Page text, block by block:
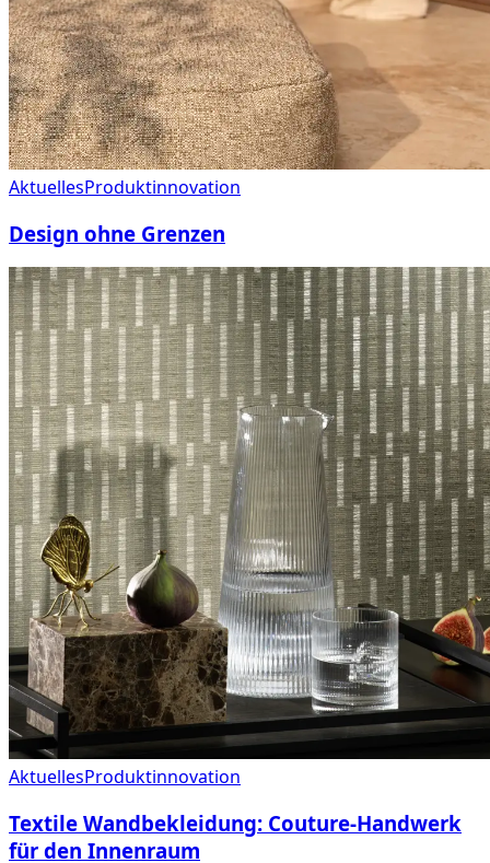
AktuellesProduktinnovation
Design ohne Grenzen
AktuellesProduktinnovation
Textile Wandbekleidung: Couture-Handwerk
für den Innenraum